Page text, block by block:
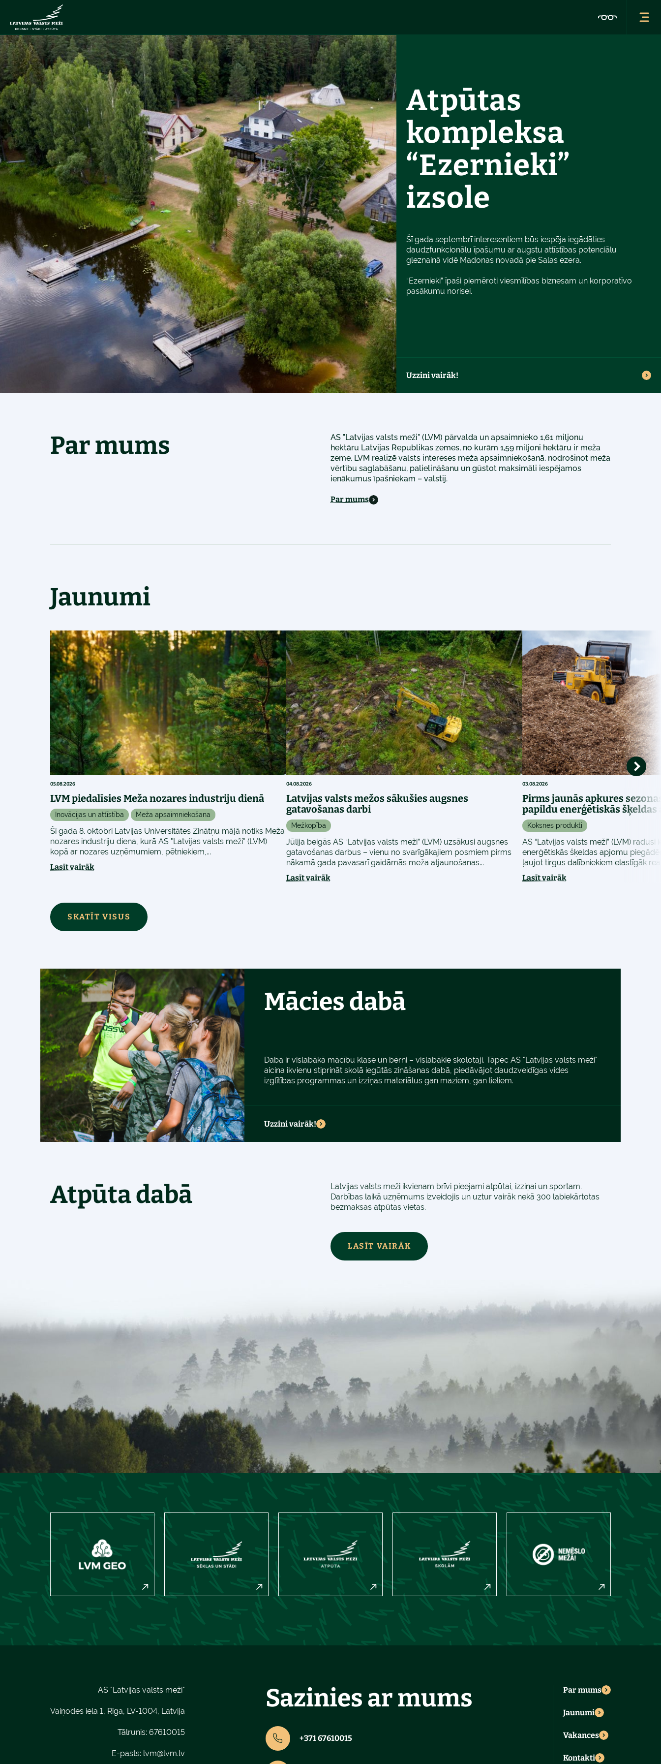
Atpūtas
kompleksa
“Ezernieki”
izsole
Šī gada septembrī interesentiem būs iespēja iegādāties
daudzfunkcionālu īpašumu ar augstu attīstības potenciālu
gleznainā vidē Madonas novadā pie Salas ezera.
“Ezernieki” īpaši piemēroti viesmīlības biznesam un korporatīvo
pasākumu norisei.
Uzzini vairāk!
Par mums
AS "Latvijas valsts meži" (LVM) pārvalda un apsaimnieko 1,61 miljonu
hektāru Latvijas Republikas zemes, no kurām 1,59 miljoni hektāru ir meža
zeme. LVM realizē valsts intereses meža apsaimniekošanā, nodrošinot meža
vērtību saglabāšanu, palielināšanu un gūstot maksimāli iespējamos
ienākumus īpašniekam – valstij.
Par mums
Jaunumi
05.08.2026
LVM piedalīsies Meža nozares industriju dienā
Inovācijas un attīstība Meža apsaimniekošana
Šī gada 8. oktobrī Latvijas Universitātes Zinātņu mājā notiks Meža
nozares industriju diena, kurā AS "Latvijas valsts meži" (LVM)
kopā ar nozares uzņēmumiem, pētniekiem,...
Lasīt vairāk
04.08.2026
Latvijas valsts mežos sākušies augsnes
gatavošanas darbi
Mežkopība
Jūlija beigās AS “Latvijas valsts meži” (LVM) uzsākusi augsnes
gatavošanas darbus – vienu no svarīgākajiem posmiem pirms
nākamā gada pavasarī gaidāmās meža atjaunošanas...
Lasīt vairāk
03.08.2026
Pirms jaunās apkures
papildu enerģētiskās šķeldas
Koksnes produkti
AS “Latvijas valsts meži” (LVM)
enerģētiskās šķeldas apjomu
ļaujot tirgus dalībniekiem elastīgāk
Lasīt vairāk
SKATĪT VISUS
Mācies dabā
Daba ir vislabākā mācību klase un bērni – vislabākie skolotāji. Tāpēc AS "Latvijas valsts meži"
aicina ikvienu stiprināt skolā iegūtās zināšanas dabā, piedāvājot daudzveidīgas vides
izglītības programmas un izziņas materiālus gan maziem, gan lieliem.
Uzzini vairāk!
Atpūta dabā
Latvijas valsts meži ikvienam brīvi pieejami atpūtai, izziņai un sportam.
Darbības laikā uzņēmums izveidojis un uztur vairāk nekā 300 labiekārtotas
bezmaksas atpūtas vietas.
LASĪT VAIRĀK
AS "Latvijas valsts meži"
Vaiņodes iela 1, Rīga, LV-1004, Latvija
Tālrunis: 67610015
E-pasts: lvm@lvm.lv
Sazinies ar mums
+371 67610015
Par mums
Jaunumi
Vakances
Kontakti